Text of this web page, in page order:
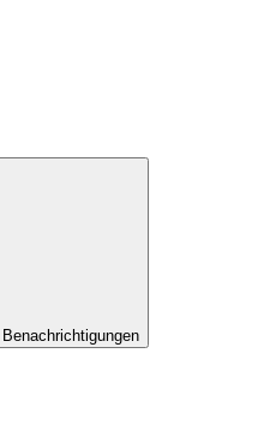
Benachrichtigungen